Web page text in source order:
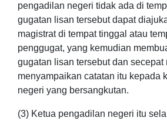
pengadilan negeri tidak ada di
gugatan lisan tersebut dapat
magistrat di tempat tinggal atau
penggugat, yang kemudian
gugatan lisan tersebut dan secepat
menyampaikan catatan itu kepada
negeri yang bersangkutan.
(3) Ketua pengadilan negeri itu